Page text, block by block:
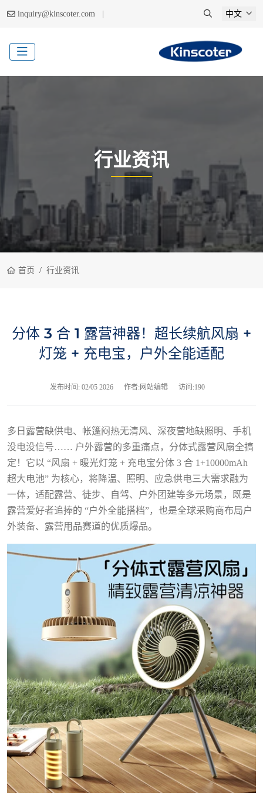
inquiry@kinscoter.com | 中文
行业资讯
首页 行业资讯
分体 3 合 1 露营神器！超长续航风扇 +
灯笼 + 充电宝，户外全能适配
发布时间: 02/05 2026 作者:网站编辑 访问:190
多日露营缺供电、帐篷闷热无清风、深夜营地缺照明、手机
没电没信号…… 户外露营的多重痛点，分体式露营风扇全搞
定！它以 “风扇 + 暖光灯笼 + 充电宝分体 3 合 1+10000mAh
超大电池” 为核心，将降温、照明、应急供电三大需求融为
一体，适配露营、徒步、自驾、户外团建等多元场景，既是
露营爱好者追捧的 “户外全能搭档”，也是全球采购商布局户
外装备、露营用品赛道的优质爆品。